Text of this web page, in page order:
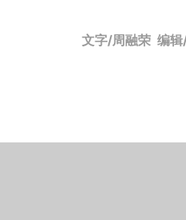
文字/周融荣 编